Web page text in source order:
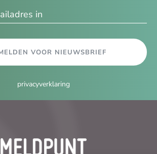
VOOR NIEUWSBRIEF
privacyverklaring